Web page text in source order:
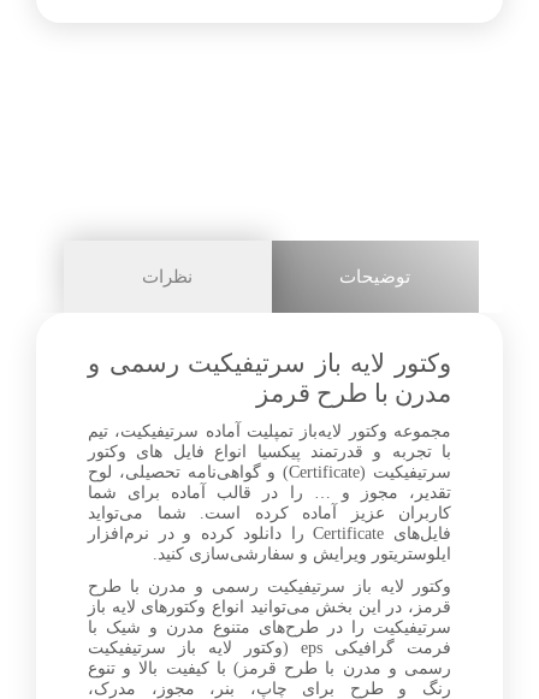
0
توضیحات نظرات
وکتور لایه باز سرتیفیکیت رسمی و
مدرن با طرح قرمز
مجموعه وکتور لایه‌باز تمپلیت آماده سرتیفیکیت، تیم
با تجربه و قدرتمند پیکسیا انواع فایل های وکتور
سرتیفیکیت (Certificate) و گواهی‌نامه تحصیلی، لوح
تقدیر، مجوز و … را در قالب آماده برای شما
کاربران عزیز آماده کرده است. شما می‌تواید
فایل‌های Certificate را دانلود کرده و در نرم‌افزار
ایلوستریتور ویرایش و سفارشی‌سازی کنید.
وکتور لایه باز سرتیفیکیت رسمی و مدرن با طرح
قرمز، در این بخش می‌توانید انواع وکتورهای لایه باز
سرتیفیکیت را در طرح‌های متنوع مدرن و شیک با
فرمت گرافیکی eps (وکتور لایه باز سرتیفیکیت
رسمی و مدرن با طرح قرمز) با کیفیت بالا و تنوع
رنگ و طرح برای چاپ، بنر، مجوز، مدرک،